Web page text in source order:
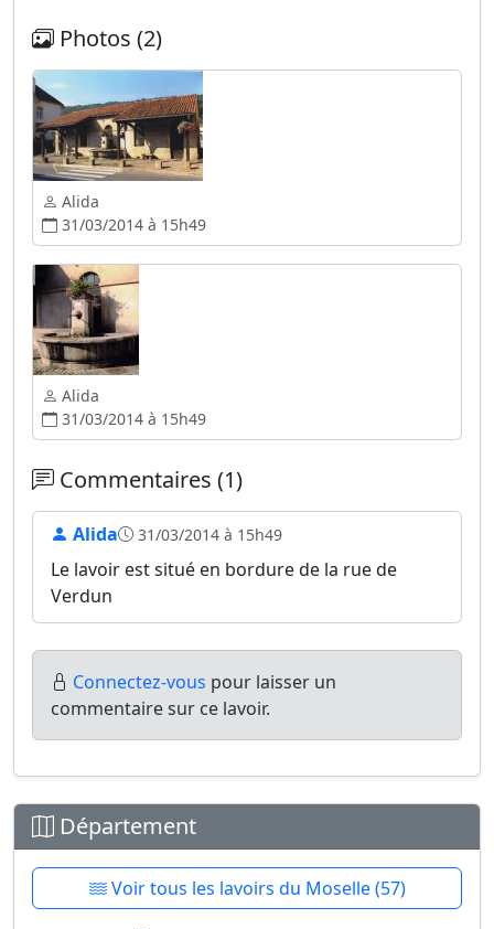
Photos (2)
Alida
31/03/2014 à 15h49
Alida
31/03/2014 à 15h49
Commentaires (1)
Alida 31/03/2014 à 15h49
Le lavoir est situé en bordure de la rue de
Verdun
Connectez-vous pour laisser un
commentaire sur ce lavoir.
Département
Voir tous les lavoirs du Moselle (57)